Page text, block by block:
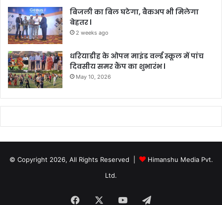
बिजली का बिल घटेगा, बैकअप भी मिलेगा
बेहतर l
2 weeks ago
धरियाडीह के ओपन माइंड वर्ल्ड स्कूल में पांच
दिवसीय समर कैंप का शुभारंभ l
May 10, 2026
© Copyright 2026, All Rights Reserved |
Himanshu Media Pvt.
Ltd.
Facebook YouTubeTelegram